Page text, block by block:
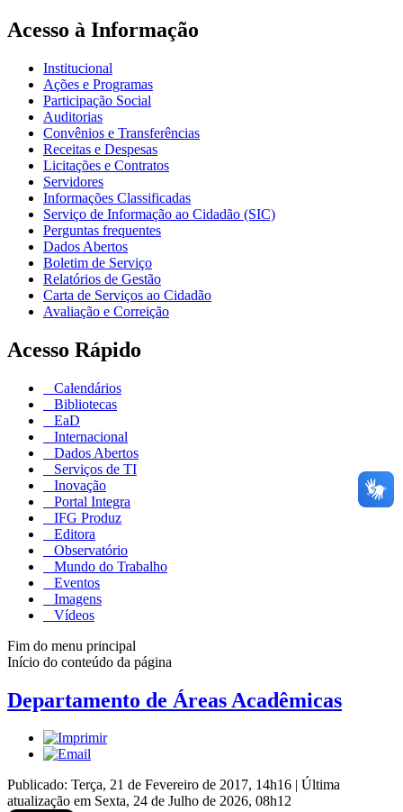
Acesso à Informação
Institucional
Ações e Programas
Participação Social
Auditorias
Convênios e Transferências
Receitas e Despesas
Licitações e Contratos
Servidores
Informações Classificadas
Serviço de Informação ao Cidadão (SIC)
Perguntas frequentes
Dados Abertos
Boletim de Serviço
Relatórios de Gestão
Carta de Serviços ao Cidadão
Avaliação e Correição
Acesso Rápido
Calendários
Bibliotecas
EaD
Internacional
Dados Abertos
Serviços de TI
Inovação
Portal Integra
IFG Produz
Editora
Observatório
Mundo do Trabalho
Eventos
Imagens
Vídeos
Fim do menu principal
Início do conteúdo da página
Departamento de Áreas Acadêmicas
Publicado: Terça, 21 de Fevereiro de 2017, 14h16 | Última
atualização em Sexta, 24 de Julho de 2026, 08h12